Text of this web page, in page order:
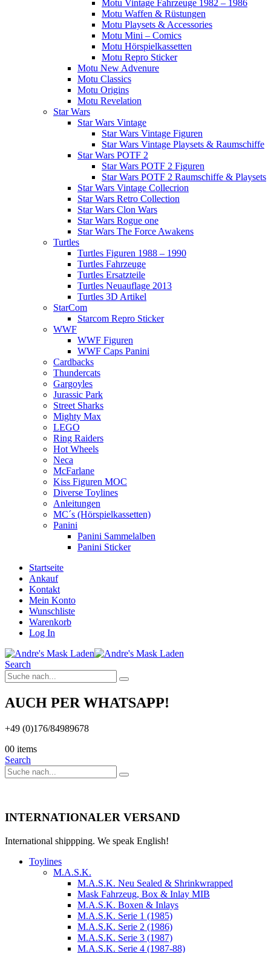
Motu Vintage Fahrzeuge 1982 – 1986
Motu Waffen & Rüstungen
Motu Playsets & Accessories
Motu Mini – Comics
Motu Hörspielkassetten
Motu Repro Sticker
Motu New Advenure
Motu Classics
Motu Origins
Motu Revelation
Star Wars
Star Wars Vintage
Star Wars Vintage Figuren
Star Wars Vintage Playsets & Raumschiffe
Star Wars POTF 2
Star Wars POTF 2 Figuren
Star Wars POTF 2 Raumschiffe & Playsets
Star Wars Vintage Collecrion
Star Wars Retro Collection
Star Wars Clon Wars
Star Wars Rogue one
Star Wars The Force Awakens
Turtles
Turtles Figuren 1988 – 1990
Turtles Fahrzeuge
Turtles Ersatzteile
Turtles Neuauflage 2013
Turtles 3D Artikel
StarCom
Starcom Repro Sticker
WWF
WWF Figuren
WWF Caps Panini
Cardbacks
Thundercats
Gargoyles
Jurassic Park
Street Sharks
Mighty Max
LEGO
Ring Raiders
Hot Wheels
Neca
McFarlane
Kiss Figuren MOC
Diverse Toylines
Anleitungen
MC´s (Hörspielkassetten)
Panini
Panini Sammelalben
Panini Sticker
Startseite
Ankauf
Kontakt
Mein Konto
Wunschliste
Warenkorb
Log In
Search
AUCH PER WHATSAPP!
+49 (0)176/84989678
00 items
Search
INTERNATIONALER VERSAND
International shippping. We speak English!
Toylines
M.A.S.K.
M.A.S.K. Neu Sealed & Shrinkwrapped
Mask Fahrzeug, Box & Inlay MIB
M.A.S.K. Boxen & Inlays
M.A.S.K. Serie 1 (1985)
M.A.S.K. Serie 2 (1986)
M.A.S.K. Serie 3 (1987)
M.A.S.K. Serie 4 (1987-88)